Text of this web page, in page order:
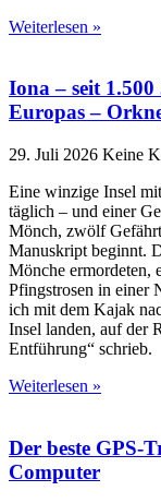
Weiterlesen »
Iona – seit
Europas –
29. Juli 2026 Keine
Eine winzige Insel
täglich – und einer
Mönch, zwölf
Manuskript beginnt.
Mönche
Pfingstrosen in einer
ich mit dem Kajak
Insel landen, auf der
Entführung“ schrieb.
Weiterlesen »
Der beste GPS-
Computer